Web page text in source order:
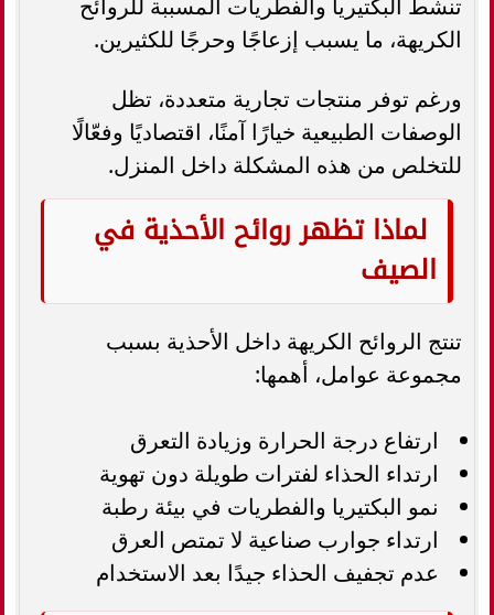
الكريهة، ما يسبب إزعاجًا وحرجًا للكثيرين.
ورغم توفر منتجات تجارية متعددة، تظل
الوصفات الطبيعية خيارًا آمنًا، اقتصاديًا وفعّالًا
للتخلص من هذه المشكلة داخل المنزل.
لماذا تظهر روائح الأحذية في
الصيف
تنتج الروائح الكريهة داخل الأحذية بسبب
مجموعة عوامل، أهمها:
ارتفاع درجة الحرارة وزيادة التعرق
ارتداء الحذاء لفترات طويلة دون تهوية
نمو البكتيريا والفطريات في بيئة رطبة
ارتداء جوارب صناعية لا تمتص العرق
عدم تجفيف الحذاء جيدًا بعد الاستخدام